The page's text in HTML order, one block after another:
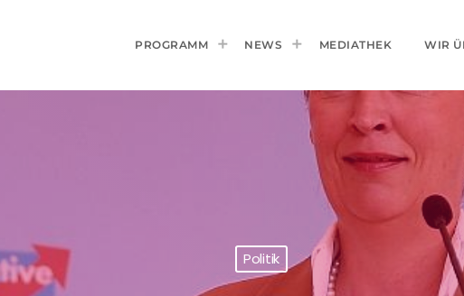
PROGRAMM NEWS MEDIATHEK WIR
Politik